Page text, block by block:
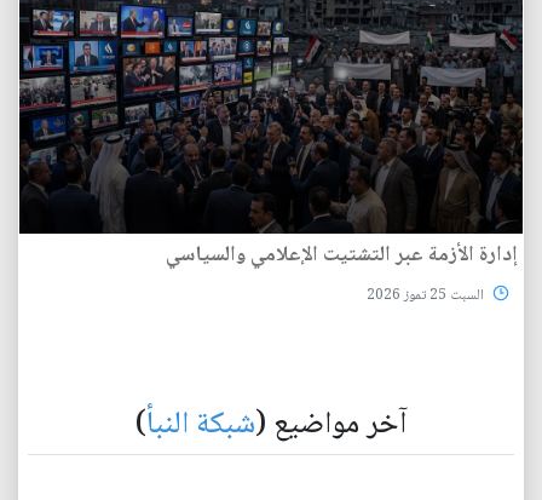
إدارة الأزمة عبر التشتيت الإعلامي والسياسي
السبت 25 تموز 2026
آخر مواضيع (شبكة النبأ)